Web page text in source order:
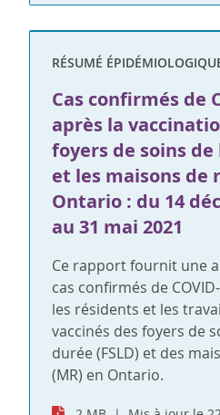
RÉSUMÉ
Cas confirmés de
après la
foyers de soins
et les maisons de
Ontario : du 14
au 31 mai 2021
Ce rapport fournit une
cas confirmés de
les résidents et les
vaccinés des foyers de
durée (FSLD) et des
(MR) en Ontario.